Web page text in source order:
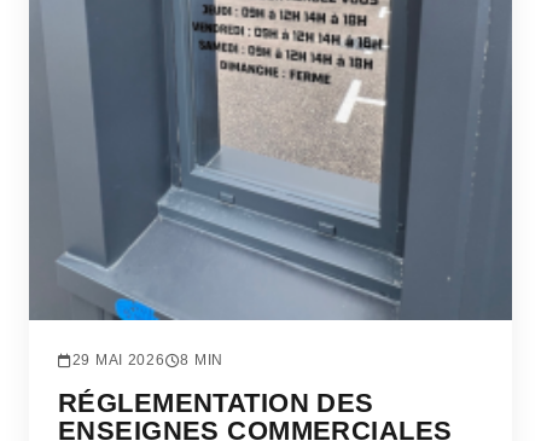
29 MAI 2026 8 MIN
RÉGLEMENTATION DES
ENSEIGNES COMMERCIALES